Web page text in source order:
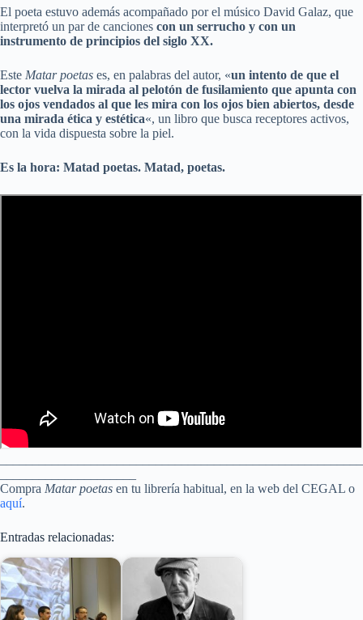
El poeta estuvo además acompañado por el músico David Galaz, que
interpretó un par de canciones con un serrucho y con un
instrumento de principios del siglo XX.
Este Matar poetas es, en palabras del autor, «un intento de que el
lector vuelva la mirada al pelotón de fusilamiento que apunta con
los ojos vendados al que les mira con los ojos bien abiertos, desde
una mirada ética y estética«, un libro que busca receptores activos,
con la vida dispuesta sobre la piel.
Es la hora: Matad poetas. Matad, poetas.
Compra Matar poetas en tu librería habitual, en la web del CEGAL o
aquí.
Entradas relacionadas: